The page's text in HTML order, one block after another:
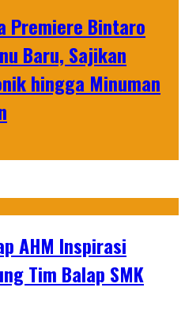
Premiere Bintaro
Baru, Sajikan
hingga Minuman
AHM Inspirasi
Tim Balap SMK